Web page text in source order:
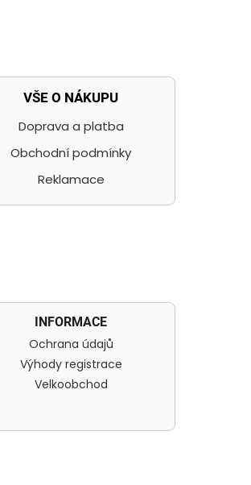
VŠE O NÁKUPU
Doprava a platba
Obchodní podmínky
Reklamace
INFORMACE
Ochrana údajů
Výhody registrace
Velkoobchod